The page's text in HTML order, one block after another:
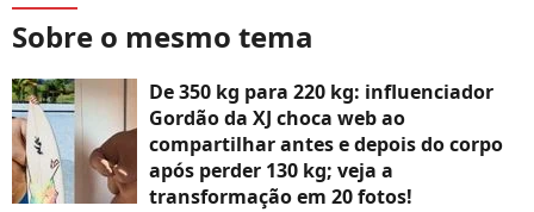
Sobre o mesmo tema
De 350 kg para 220 kg: influenciador
Gordão da XJ choca web ao
compartilhar antes e depois do corpo
após perder 130 kg; veja a
transformação em 20 fotos!